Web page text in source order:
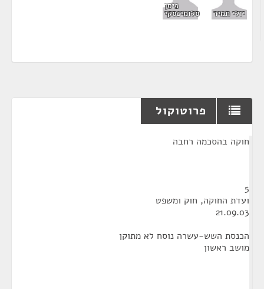
יולי תמיר
ניסן
סלומינסקי
פרוטוקול
חוקה בהסכמה רחבה
5
ועדת החוקה, חוק ומשפט
21.09.03
הכנסת השש-עשרה נוסח לא מתוקן
מושב ראשון